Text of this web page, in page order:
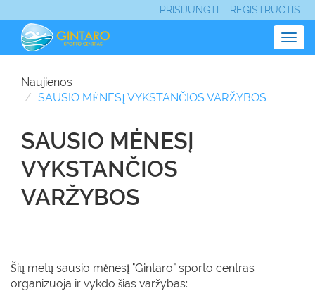
PRISIJUNGTI REGISTRUOTIS
Naujienos
SAUSIO MĖNESĮ VYKSTANČIOS VARŽYBOS
SAUSIO MĖNESĮ
VYKSTANČIOS
VARŽYBOS
Šių metų sausio mėnesį "Gintaro" sporto centras
organizuoja ir vykdo šias varžybas: